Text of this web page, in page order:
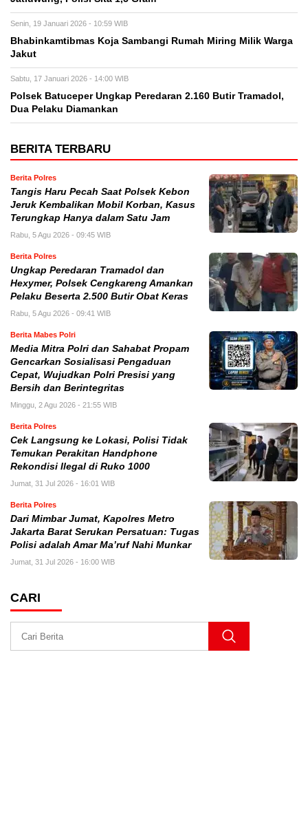
Senin, 19 Januari 2026 - 10:59 WIB
Bhabinkamtibmas Koja Sambangi Rumah Miring Milik Warga
Jakut
Sabtu, 17 Januari 2026 - 14:00 WIB
Polsek Batuceper Ungkap Peredaran 2.160 Butir Tramadol,
Dua Pelaku Diamankan
BERITA TERBARU
Berita Polres
Tangis Haru Pecah Saat Polsek Kebon
Jeruk Kembalikan Mobil Korban, Kasus
Terungkap Hanya dalam Satu Jam
Rabu, 5 Agu 2026 - 09:45 WIB
Berita Polres
Ungkap Peredaran Tramadol dan
Hexymer, Polsek Cengkareng Amankan
Pelaku Beserta 2.500 Butir Obat Keras
Rabu, 5 Agu 2026 - 09:41 WIB
Berita Mabes Polri
Media Mitra Polri dan Sahabat Propam
Gencarkan Sosialisasi Pengaduan
Cepat, Wujudkan Polri Presisi yang
Bersih dan Berintegritas
Minggu, 2 Agu 2026 - 21:55 WIB
Berita Polres
Cek Langsung ke Lokasi, Polisi Tidak
Temukan Perakitan Handphone
Rekondisi Ilegal di Ruko 1000
Jumat, 31 Jul 2026 - 16:01 WIB
Berita Polres
Dari Mimbar Jumat, Kapolres Metro
Jakarta Barat Serukan Persatuan: Tugas
Polisi adalah Amar Ma’ruf Nahi Munkar
Jumat, 31 Jul 2026 - 16:00 WIB
CARI